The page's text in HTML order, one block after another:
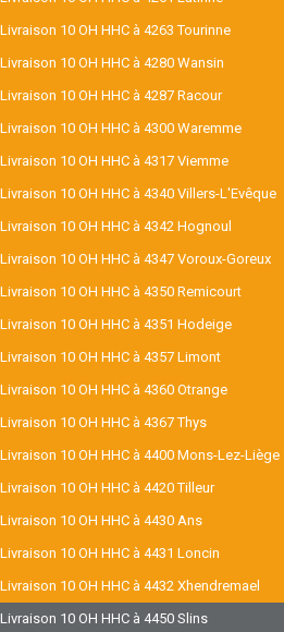
Livraison 10 OH HHC à 4263 Tourinne
Livraison 10 OH HHC à 4280 Wansin
Livraison 10 OH HHC à 4287 Racour
Livraison 10 OH HHC à 4300 Waremme
Livraison 10 OH HHC à 4317 Viemme
Livraison 10 OH HHC à 4340 Villers-L'Evêque
Livraison 10 OH HHC à 4342 Hognoul
Livraison 10 OH HHC à 4347 Voroux-Goreux
Livraison 10 OH HHC à 4350 Remicourt
Livraison 10 OH HHC à 4351 Hodeige
Livraison 10 OH HHC à 4357 Limont
Livraison 10 OH HHC à 4360 Otrange
Livraison 10 OH HHC à 4367 Thys
Livraison 10 OH HHC à 4400 Mons-Lez-Liège
Livraison 10 OH HHC à 4420 Tilleur
Livraison 10 OH HHC à 4430 Ans
Livraison 10 OH HHC à 4431 Loncin
Livraison 10 OH HHC à 4432 Xhendremael
Livraison 10 OH HHC à 4450 Slins